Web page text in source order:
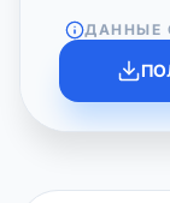
ДАННЫЕ